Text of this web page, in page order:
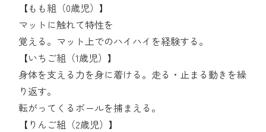
【もも組（0歳児）】
マットに触れて特性を
覚える。マット上でのハイハイを経験する。
【いちご組（1歳児）】
身体を支える力を身に着ける。走る・止まる動きを繰
り返す。
転がってくるボールを捕まえる。
【りんご組（2歳児）】